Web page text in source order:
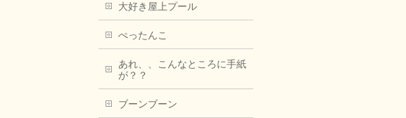
大好き屋上プール
ぺったんこ
あれ、、こんなところに手紙
が？？
ブーンブーン